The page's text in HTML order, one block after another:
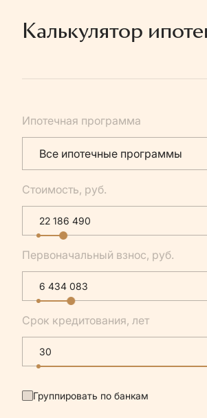
Калькулятор
Ипотечная программа
Все ипотечные программы
Стоимость, руб.
Первоначальный взнос, руб.
Срок кредитования, лет
Группировать по банкам